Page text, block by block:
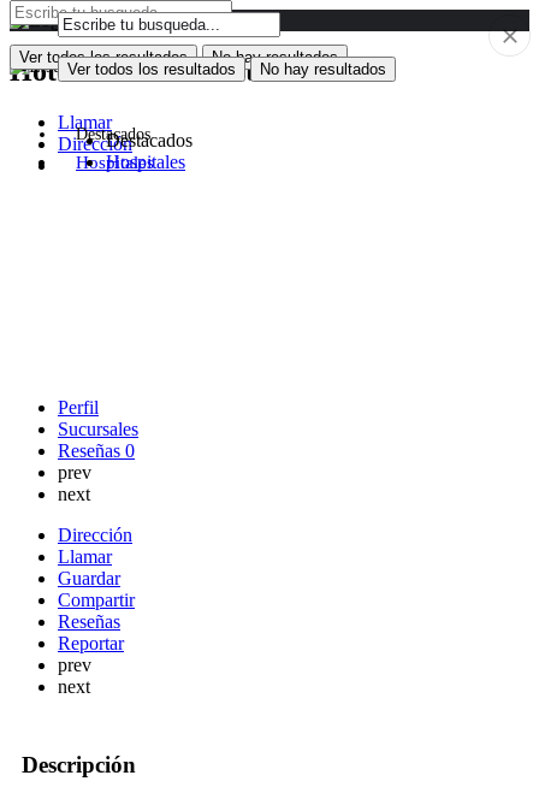
Ver todos los resultados No hay resultados
Destacados
Hospitales
Hotel Anauco Venetur
Llamar
Dirección
Perfil
Sucursales
Reseñas 0
prev
next
Dirección
Llamar
Guardar
Compartir
Reseñas
Reportar
prev
next
Descripción
Ver todos los resultados No hay resultados
Destacados
Hospitales